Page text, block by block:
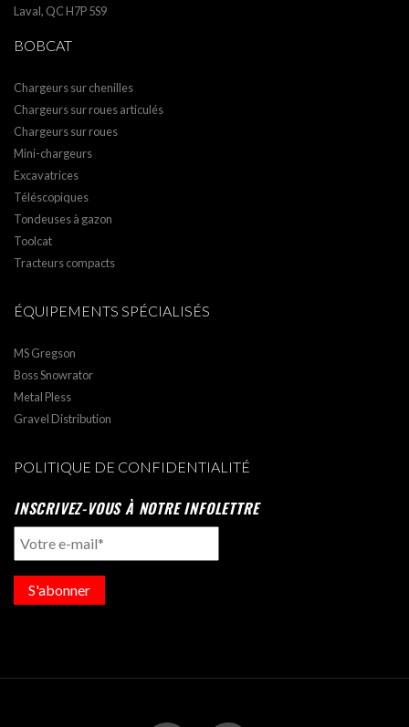
Laval, QC H7P 5S9
BOBCAT
Chargeurs sur chenilles
Chargeurs sur roues articulés
Chargeurs sur roues
Mini-chargeurs
Excavatrices
Téléscopiques
Tondeuses à gazon
Toolcat
Tracteurs compacts
ÉQUIPEMENTS SPÉCIALISÉS
MS Gregson
Boss Snowrator
Metal Pless
Gravel Distribution
POLITIQUE DE CONFIDENTIALITÉ
INSCRIVEZ-VOUS À NOTRE INFOLETTRE
S'abonner